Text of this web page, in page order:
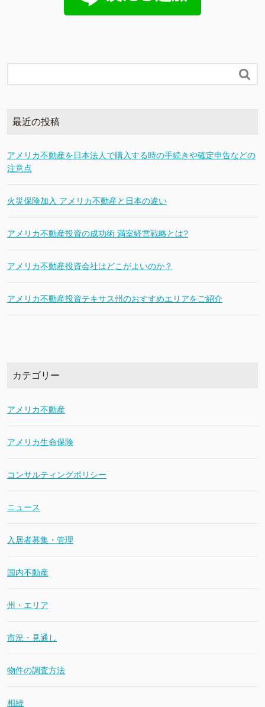

最近の投稿
アメリカ不動産を日本法人で購入する時の手続きや確定申告などの
注意点
火災保険加入 アメリカ不動産と日本の違い
アメリカ不動産投資の成功術 満室経営戦略とは?
アメリカ不動産投資会社はどこがよいのか？
アメリカ不動産投資テキサス州のおすすめエリアをご紹介
カテゴリー
アメリカ不動産
アメリカ生命保険
コンサルティングポリシー
ニュース
入居者募集・管理
国内不動産
州・エリア
市況・見通し
物件の調査方法
相続